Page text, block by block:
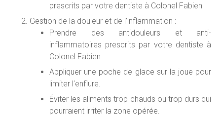
prescrits par votre dentiste à Colonel Fabien
Gestion de la douleur et de l’inflammation :
Prendre des antidouleurs et anti-
inflammatoires prescrits par votre dentiste à
Colonel Fabien
Appliquer une poche de glace sur la joue pour
limiter l’enflure.
Éviter les aliments trop chauds ou trop durs qui
pourraient irriter la zone opérée.